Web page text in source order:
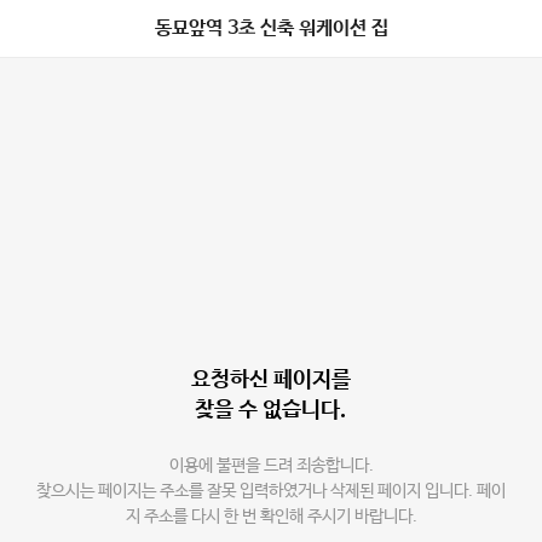
동묘앞역 3초 신축 워케이션 집
요청하신 페이지를
찾을 수 없습니다.
이용에 불편을 드려 죄송합니다.
찾으시는 페이지는 주소를 잘못 입력하였거나 삭제된 페이지 입니다. 페이
지 주소를 다시 한 번 확인해 주시기 바랍니다.